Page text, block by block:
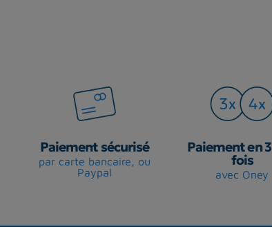
Paiement sécurisé
par carte bancaire, ou
Paypal
Paiement en
fois
avec Oney